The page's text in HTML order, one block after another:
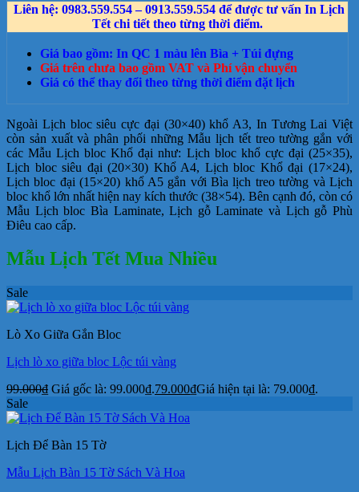
Liên hệ: 0983.559.554 – 0913.559.554 để được tư vấn In Lịch
Tết chi tiết theo từng thời điểm.
Giá bao gồm: In QC 1 màu lên Bìa + Túi đựng
Giá trên chưa bao gồm VAT và Phí vận chuyển
Giá có thể thay đổi theo từng thời điểm đặt lịch
Ngoài Lịch bloc siêu cực đại (30×40) khổ A3, In Tương Lai Việt
còn sản xuất và phân phối những Mẫu lịch tết treo tường gắn với
các Mẫu Lịch bloc Khổ đại như: Lịch bloc khổ cực đại (25×35),
Lịch bloc siêu đại (20×30) Khổ A4, Lịch bloc Khổ đại (17×24),
Lịch bloc đại (15×20) khổ A5 gắn với Bìa lịch treo tường và Lịch
bloc khổ lớn nhất hiện nay kích thước (38×54). Bên cạnh đó, còn có
Mẫu Lịch bloc Bìa Laminate, Lịch gỗ Laminate và Lịch gỗ Phù
Điêu cao cấp.
Mẫu Lịch Tết Mua Nhiều
Sale
Lò Xo Giữa Gắn Bloc
Lịch lò xo giữa bloc Lộc túi vàng
99.000₫ Giá gốc là: 99.000₫.79.000₫Giá hiện tại là: 79.000₫.
Sale
Lịch Để Bàn 15 Tờ
Mẫu Lịch Bàn 15 Tờ Sách Và Hoa